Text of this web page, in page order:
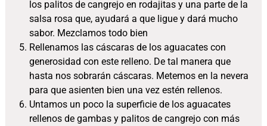
los palitos de cangrejo en rodajitas y una parte de la
salsa rosa que, ayudará a que ligue y dará mucho
sabor. Mezclamos todo bien
Rellenamos las cáscaras de los aguacates con
generosidad con este relleno. De tal manera que
hasta nos sobrarán cáscaras. Metemos en la nevera
para que asienten bien una vez estén rellenos.
Untamos un poco la superficie de los aguacates
rellenos de gambas y palitos de cangrejo con más